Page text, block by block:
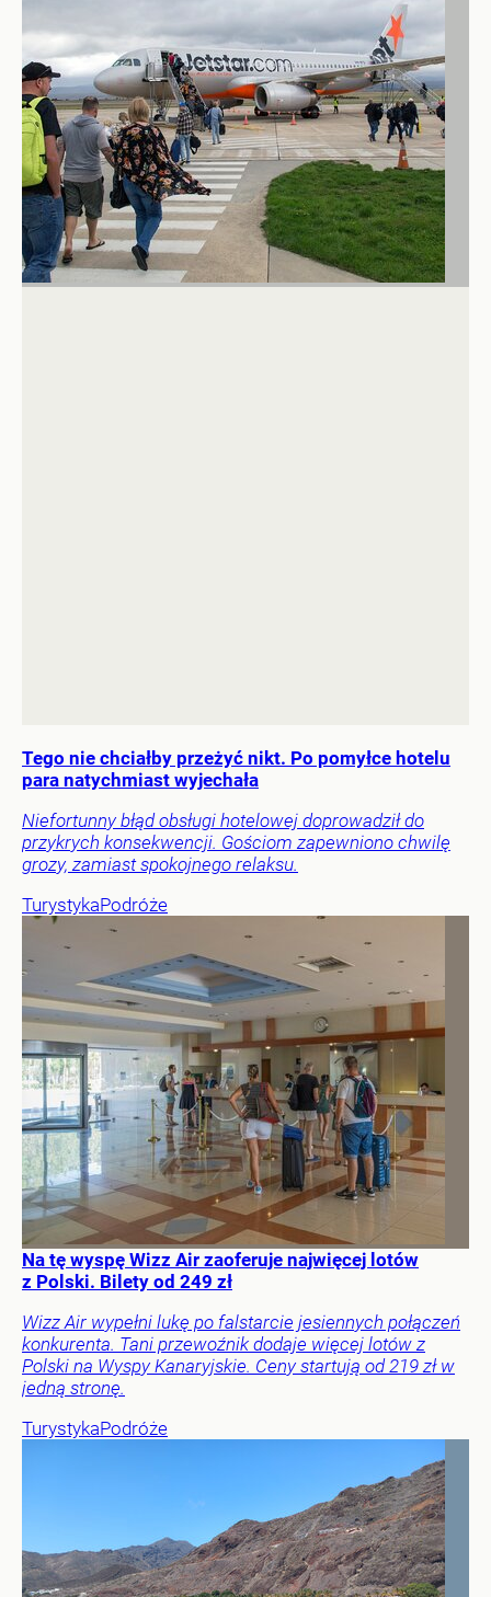
Tego nie chciałby przeżyć nikt. Po pomyłce hotelu
para natychmiast wyjechała
Niefortunny błąd obsługi hotelowej doprowadził do
przykrych konsekwencji. Gościom zapewniono chwilę
grozy, zamiast spokojnego relaksu.
TurystykaPodróże
Na tę wyspę Wizz Air zaoferuje najwięcej lotów
z Polski. Bilety od 249 zł
Wizz Air wypełni lukę po falstarcie jesiennych połączeń
konkurenta. Tani przewoźnik dodaje więcej lotów z
Polski na Wyspy Kanaryjskie. Ceny startują od 219 zł w
jedną stronę.
TurystykaPodróże